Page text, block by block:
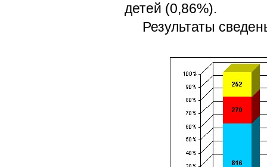
детей (0,86%).
Результаты